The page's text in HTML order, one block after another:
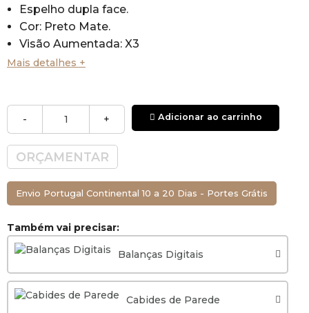
Espelho dupla face.
Cor: Preto Mate.
Visão Aumentada: X3
Dimensões (Dobrado - Alt. x Larg. x Comp. ):
Dimensões (Alt. x Larg. x Comp.
): 300x230x305mm
Diâmetro: 200mm.
GARANTIA DE 2 ANOS
Mais detalhes +
- + Adicionar ao carrinho
ORÇAMENTAR
Envio Portugal Continental 10 a 20 Dias - Portes Grátis
Também vai precisar:
Balanças Digitais
Cabides de Parede